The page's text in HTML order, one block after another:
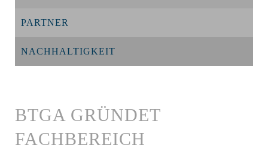
PARTNER
NACHHALTIGKEIT
BTGA GRÜNDET
FACHBEREICH